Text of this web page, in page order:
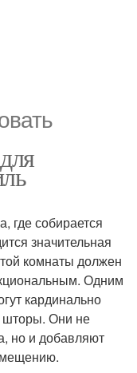
где собирается
значительная
комнаты должен
Одним
кардинально
шторы. Они не
но и добавляют